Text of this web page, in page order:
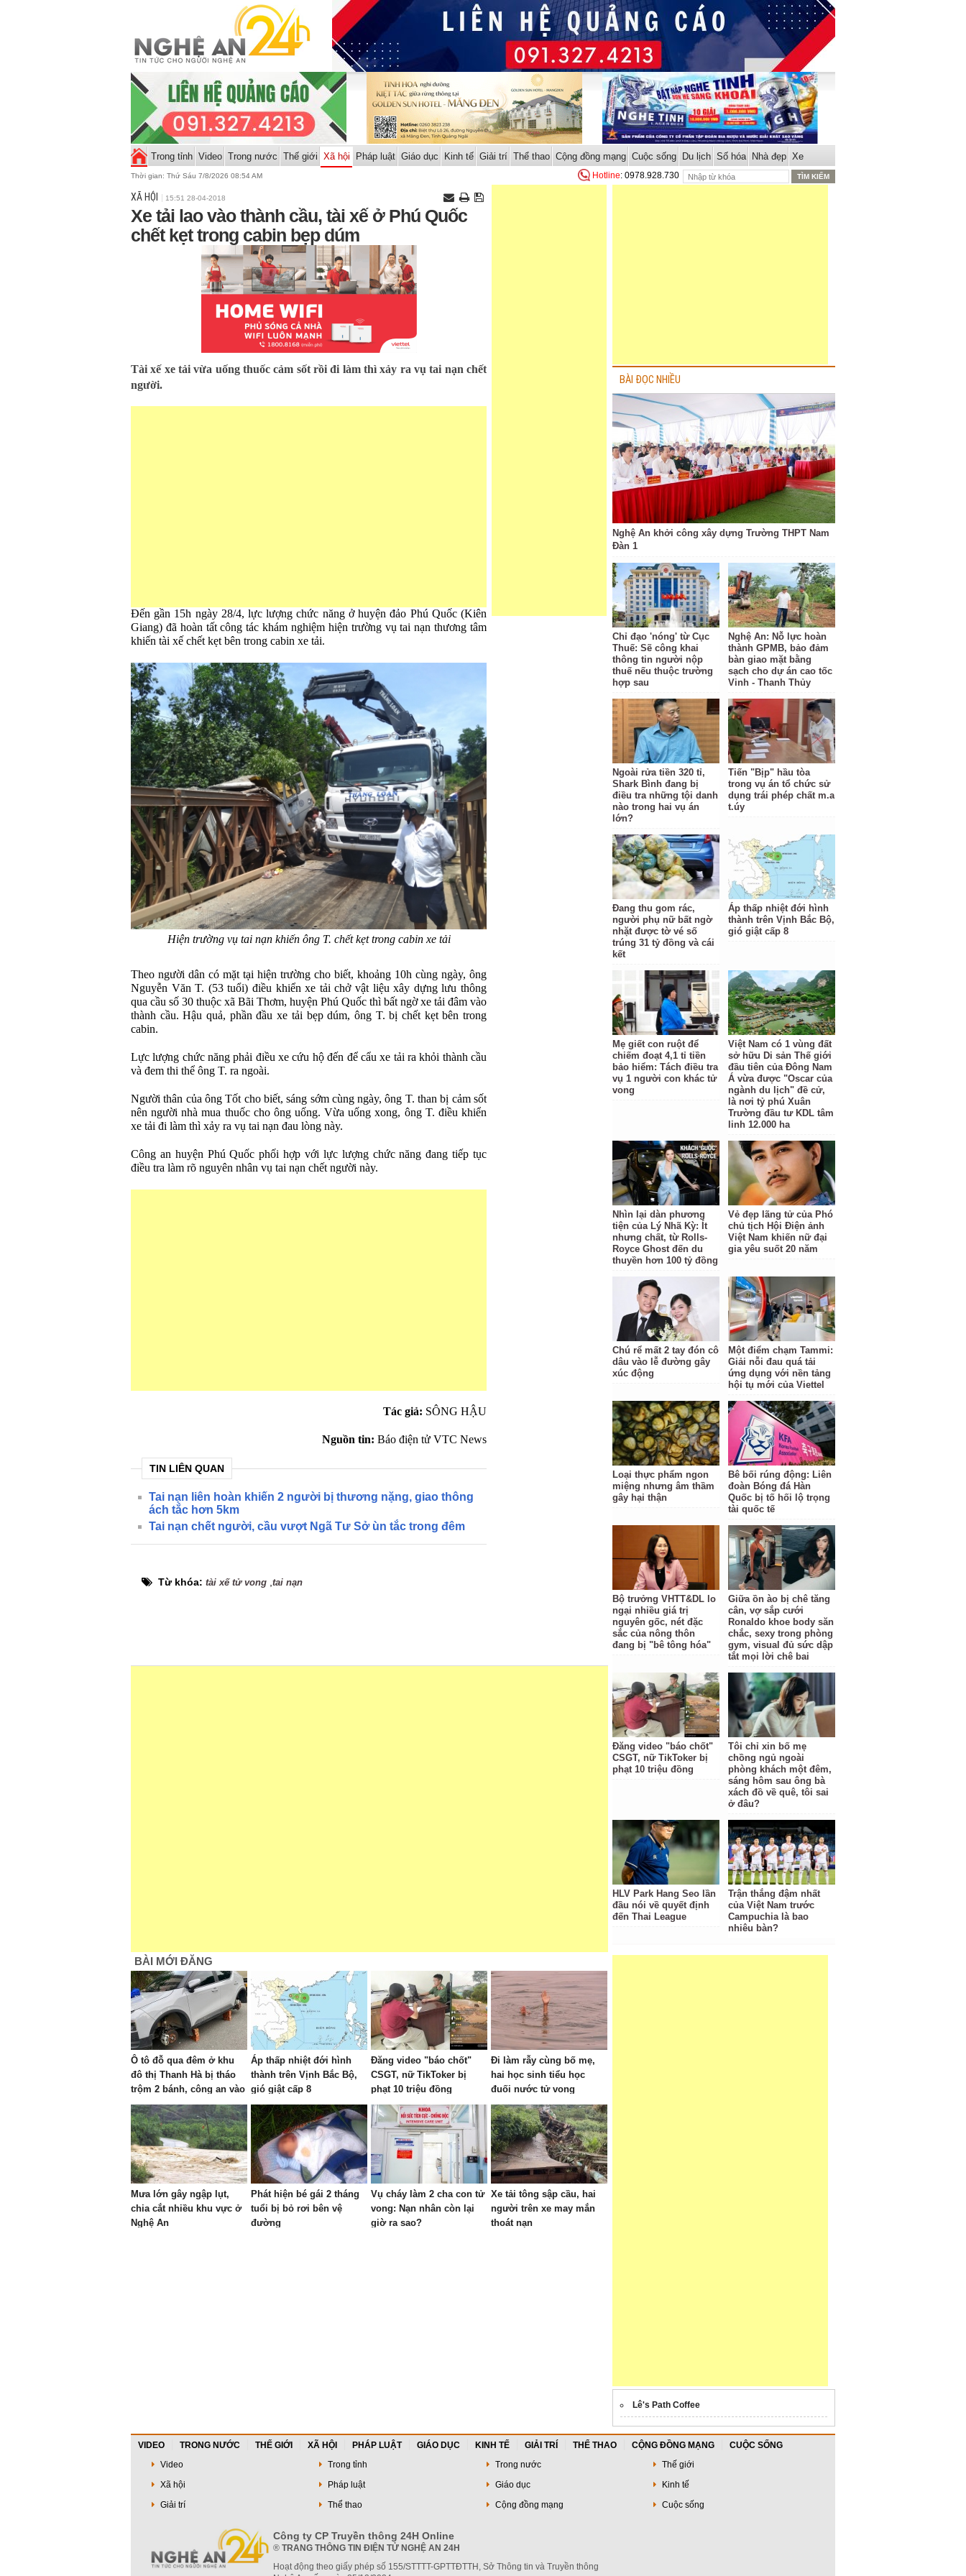
Trong tỉnh Video Trong nước Thế giới Xã hội Pháp luật Giáo dục Kinh tế Giải trí Thể thao Cộng đồng mạng Cuộc sống Du lịch Số hóa Nhà đẹp Xe
Thời gian: Thứ Sáu 7/8/2026 08:54 AM Hotline: 0978.928.730
XÃ HỘI 15:51 28-04-2018
Xe tải lao vào thành cầu, tài xế ở Phú Quốc
chết kẹt trong cabin bẹp dúm
Tài xế xe tải vừa uống thuốc cảm sốt rồi đi làm thì xảy ra vụ tai nạn chết
người.
Đến gần 15h ngày 28/4, lực lượng chức năng ở huyện đảo Phú Quốc (Kiên
Giang) đã hoàn tất công tác khám nghiệm hiện trường vụ tai nạn thương tâm
khiến tài xế chết kẹt bên trong cabin xe tải.
Hiện trường vụ tai nạn khiến ông T. chết kẹt trong cabin xe tải
Theo người dân có mặt tại hiện trường cho biết, khoảng 10h cùng ngày, ông
Nguyễn Văn T. (53 tuổi) điều khiển xe tải chở vật liệu xây dựng lưu thông
qua cầu số 30 thuộc xã Bãi Thơm, huyện Phú Quốc thì bất ngờ xe tải đâm vào
thành cầu. Hậu quả, phần đầu xe tải bẹp dúm, ông T. bị chết kẹt bên trong
cabin.
Lực lượng chức năng phải điều xe cứu hộ đến để cẩu xe tải ra khỏi thành cầu
và đem thi thể ông T. ra ngoài.
Người thân của ông Tốt cho biết, sáng sớm cùng ngày, ông T. than bị cảm sốt
nên người nhà mua thuốc cho ông uống. Vừa uống xong, ông T. điều khiển
xe tải đi làm thì xảy ra vụ tai nạn đau lòng này.
Công an huyện Phú Quốc phối hợp với lực lượng chức năng đang tiếp tục
điều tra làm rõ nguyên nhân vụ tai nạn chết người này.
Tác giả: SÔNG HẬU
Nguồn tin: Báo điện tử VTC News
TIN LIÊN QUAN
Tai nạn liên hoàn khiến 2 người bị thương nặng, giao thông
ách tắc hơn 5km
Tai nạn chết người, cầu vượt Ngã Tư Sở ùn tắc trong đêm
Từ khóa: tài xế tử vong tai nạn
BÀI MỚI ĐĂNG
Ô tô đỗ qua đêm ở khu
đô thị Thanh Hà bị tháo
trộm 2 bánh, công an vào
cuộc
Áp thấp nhiệt đới hình
thành trên Vịnh Bắc Bộ,
gió giật cấp 8
Đăng video "báo chốt"
CSGT, nữ TikToker bị
phạt 10 triệu đồng
Đi làm rẫy cùng bố mẹ,
hai học sinh tiểu học
đuối nước tử vong
Mưa lớn gây ngập lụt,
chia cắt nhiều khu vực ở
Nghệ An
Phát hiện bé gái 2 tháng
tuổi bị bỏ rơi bên vệ
đường
Vụ cháy làm 2 cha con tử
vong: Nạn nhân còn lại
giờ ra sao?
Xe tải tông sập cầu, hai
người trên xe may mắn
thoát nạn
BÀI ĐỌC NHIỀU
Nghệ An khởi công xây dựng Trường THPT Nam
Đàn 1
Chỉ đạo 'nóng' từ Cục
Thuế: Sẽ công khai
thông tin người nộp
thuế nếu thuộc trường
hợp sau
Nghệ An: Nỗ lực hoàn
thành GPMB, bảo đảm
bàn giao mặt bằng
sạch cho dự án cao tốc
Vinh - Thanh Thủy
Ngoài rửa tiền 320 tỉ,
Shark Bình đang bị
điều tra những tội danh
nào trong hai vụ án
lớn?
Tiến "Bịp" hầu tòa
trong vụ án tổ chức sử
dụng trái phép chất m.a
t.úy
Đang thu gom rác,
người phụ nữ bất ngờ
nhặt được tờ vé số
trúng 31 tỷ đồng và cái
kết
Áp thấp nhiệt đới hình
thành trên Vịnh Bắc Bộ,
gió giật cấp 8
Mẹ giết con ruột để
chiếm đoạt 4,1 tỉ tiền
bảo hiểm: Tách điều tra
vụ 1 người con khác tử
vong
Việt Nam có 1 vùng đất
sở hữu Di sản Thế giới
đầu tiên của Đông Nam
Á vừa được "Oscar của
ngành du lịch" đề cử,
là nơi tỷ phú Xuân
Trường đầu tư KDL tâm
linh 12.000 ha
Nhìn lại dàn phương
tiện của Lý Nhã Kỳ: Ít
nhưng chất, từ Rolls-
Royce Ghost đến du
thuyền hơn 100 tỷ đồng
Vẻ đẹp lãng tử của Phó
chủ tịch Hội Điện ảnh
Việt Nam khiến nữ đại
gia yêu suốt 20 năm
Chú rể mất 2 tay đón cô
dâu vào lễ đường gây
xúc động
Một điểm chạm Tammi:
Giải nỗi đau quá tải
ứng dụng với nền tảng
hội tụ mới của Viettel
Loại thực phẩm ngon
miệng nhưng âm thầm
gây hại thận
Bê bối rúng động: Liên
đoàn Bóng đá Hàn
Quốc bị tố hối lộ trọng
tài quốc tế
Bộ trưởng VHTT&DL lo
ngại nhiều giá trị
nguyên gốc, nét đặc
sắc của nông thôn
đang bị "bê tông hóa"
Giữa ồn ào bị chê tăng
cân, vợ sắp cưới
Ronaldo khoe body săn
chắc, sexy trong phòng
gym, visual đủ sức dập
tắt mọi lời chê bai
Đăng video "báo chốt"
CSGT, nữ TikToker bị
phạt 10 triệu đồng
Tôi chỉ xin bố mẹ
chồng ngủ ngoài
phòng khách một đêm,
sáng hôm sau ông bà
xách đồ về quê, tôi sai
ở đâu?
HLV Park Hang Seo lần
đầu nói về quyết định
đến Thai League
Trận thắng đậm nhất
của Việt Nam trước
Campuchia là bao
nhiêu bàn?
Lê's Path Coffee
VIDEO TRONG NƯỚC THẾ GIỚI XÃ HỘI PHÁP LUẬT GIÁO DỤC KINH TẾ GIẢI TRÍ THỂ THAO CỘNG ĐỒNG MẠNG
CUỘC SỐNG
Video
Trong tỉnh Trong nước
Thế giới
Xã hội
Pháp luật Giáo dục
Kinh tế
Giải trí
Thể thao Cộng đồng mạng Cuộc sống
Công ty CP Truyền thông 24H Online
® TRANG THÔNG TIN ĐIỆN TỬ NGHỆ AN 24H
Hoạt động theo giấy phép số 155/STTTT-GPTTĐTTH, Sở Thông tin và Truyền thông